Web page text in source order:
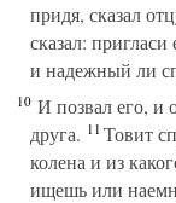
придя, сказал
сказал:
и надежный ли
10 И позвал его, и
друга. 11Товит
колена и из
ищешь или